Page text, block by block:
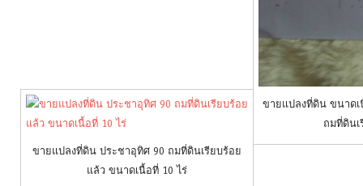
ขายแปลงที่ดิน ประชาอุทิศ 90 ถมที่ดินเรียบร้อย
แล้ว ขนาดเนื้อที่ 10 ไร่
ขายแปลงที่ดิน ขนาดเ
ถมที่ดิน